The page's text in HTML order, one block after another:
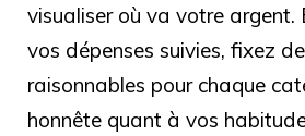
visualiser où va votre argent.
vos dépenses suivies, fixez
raisonnables pour chaque
honnête quant à vos